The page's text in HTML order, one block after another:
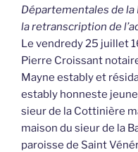
Départementales de la
la retranscription de
Le vendredy 25 juillet
Pierre Croissant
Mayne estably et
estably honneste
sieur de la Cottinière
maison du sieur de la
paroisse de Saint